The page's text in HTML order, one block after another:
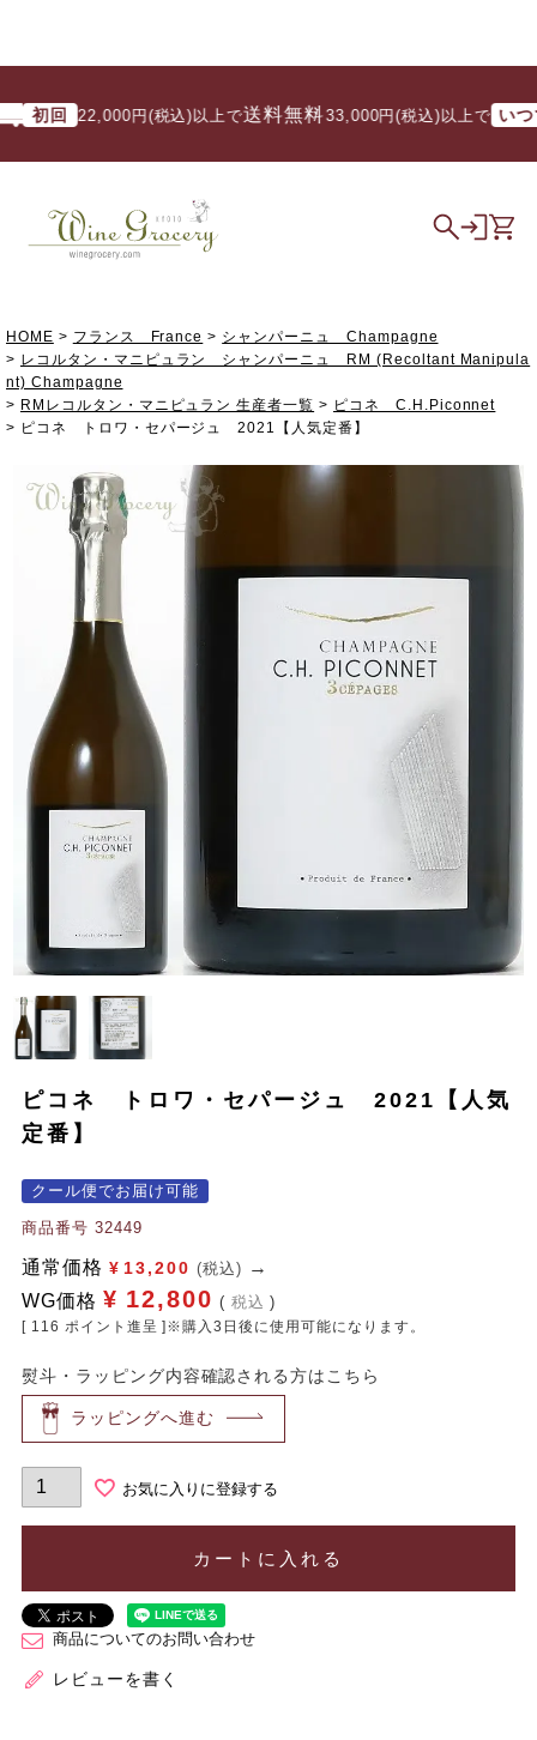
回 22,000円(税込)以上で送料無料/ 33,000円(税込)以上で いつでも
HOME フランス France
シャンパーニュ Champagne
レコルタン・マニピュラン シャンパーニュ RM (Recoltant Manipula
nt) Champagne
RMレコルタン・マニピュラン 生産者一覧
ピコネ C.H.Piconnet
ピコネ トロワ・セパージュ 2021【人気定番】
ピコネ トロワ・セパージュ 2021【人気
定番】
クール便でお届け可能
商品番号 32449
通常価格 ¥ 13,200 (税込)
WG価格 ¥ 12,800 税込
[ 116 ポイント進呈 ]※購入3日後に使用可能になります。
熨斗・ラッピング内容確認される方はこちら
ラッピングへ進む
お気に入りに登録する
カートに入れる
商品についてのお問い合わせ
レビューを書く